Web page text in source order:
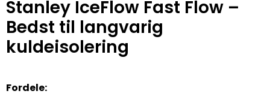
Stanley IceFlow Fast Flow –
Bedst til langvarig
kuldeisolering
Fordele: